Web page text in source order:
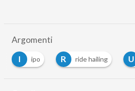
Argomenti
I
ipo R ride hailing U